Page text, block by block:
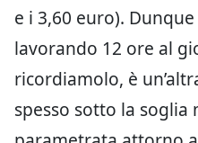
e i 3,60 euro).
lavorando 12 ore al
ricordiamolo, è
spesso sotto la